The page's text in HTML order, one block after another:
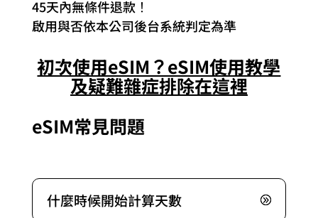
45天內無條件退款！
啟用與否依本公司後台系統判定為準
初次使用eSIM？eSIM使用教學
及疑難雜症排除在這裡
eSIM常見問題
什麼時候開始計算天數